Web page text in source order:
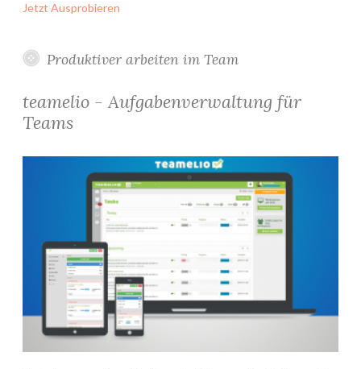
Jetzt Ausprobieren
Produktiver arbeiten im Team
teamelio - Aufgabenverwaltung für
Teams